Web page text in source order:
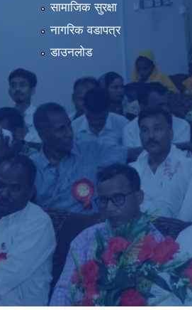
सामाजिक सुरक्षा
नागरिक वडापत्र
डाउनलोड